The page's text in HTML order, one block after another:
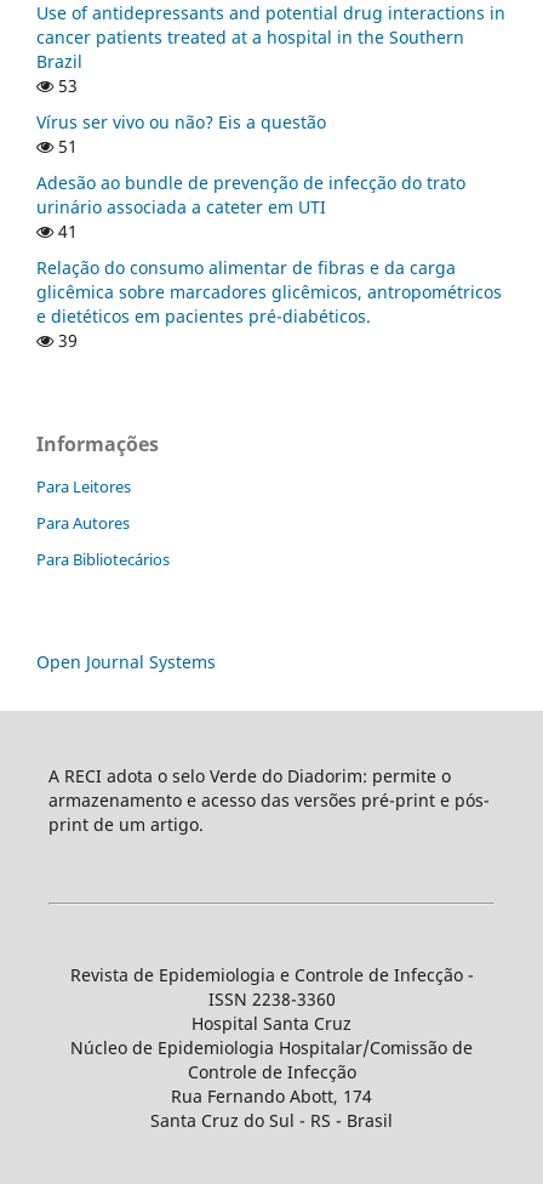
Use of antidepressants and potential drug interactions in
cancer patients treated at a hospital in the Southern
Brazil
53
Vírus ser vivo ou não? Eis a questão
51
Adesão ao bundle de prevenção de infecção do trato
urinário associada a cateter em UTI
41
Relação do consumo alimentar de fibras e da carga
glicêmica sobre marcadores glicêmicos, antropométricos
e dietéticos em pacientes pré-diabéticos.
39
Informações
Para Leitores
Para Autores
Para Bibliotecários
Open Journal Systems
A RECI adota o selo Verde do Diadorim: permite o
armazenamento e acesso das versões pré-print e pós-
print de um artigo.
Revista de Epidemiologia e Controle de Infecção -
ISSN 2238-3360
Hospital Santa Cruz
Núcleo de Epidemiologia Hospitalar/Comissão de
Controle de Infecção
Rua Fernando Abott, 174
Santa Cruz do Sul - RS - Brasil